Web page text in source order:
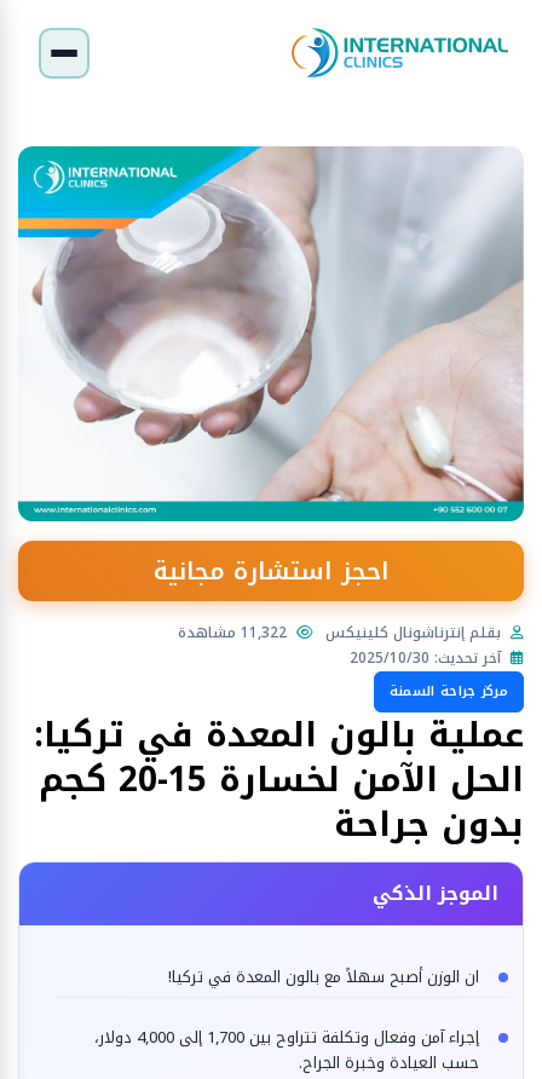
احجز استشارة مجانية
بقلم إنترناشونال كلينيكس
11,322 مشاهدة
آخر تحديث: 2025/10/30
مركز جراحة السمنة
عملية بالون المعدة في تركيا:
الحل الآمن لخسارة 15-20 كجم
بدون جراحة
الموجز الذكي
ان الوزن أصبح سهلاً مع بالون المعدة في تركيا!
إجراء آمن وفعال وتكلفة تتراوح بين 1,700 إلى 4,000 دولار،
حسب العيادة وخبرة الجراح.